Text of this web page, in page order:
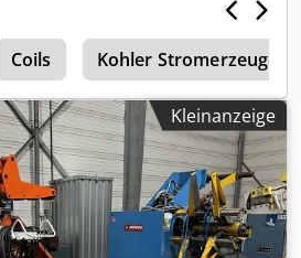
über Tastarm
Rollenkorb am Auslauf
Coils Kohler Stromerzeuger
Kleinanzeige